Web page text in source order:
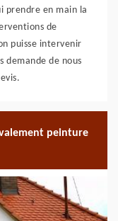
prendre en main la
de
puisse intervenir
demande de nous
peinture